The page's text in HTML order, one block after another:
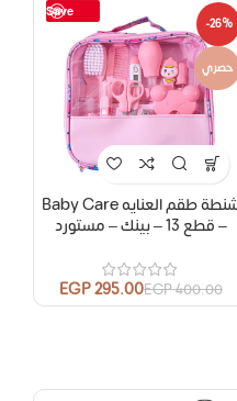
Save
-26%
حصري
شنطة طقم العنايه Baby Care
– قطع 13 – بينك – مستورد
400.00
EGP
295.00
EGP